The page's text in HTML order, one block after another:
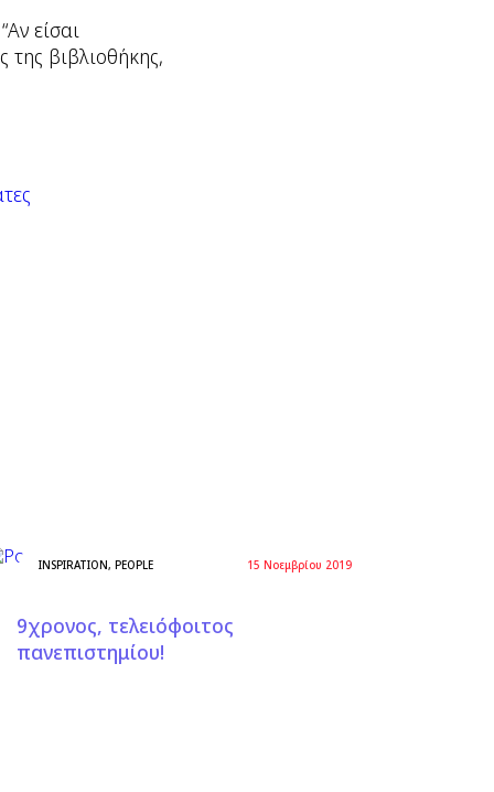
είσαι
της βιβλιοθήκης,
INSPIRATION, PEOPLE 15 Νοεμβρίου 2019
9χρονος, τελειόφοιτος
πανεπιστημίου!